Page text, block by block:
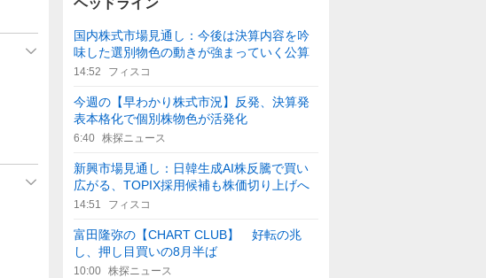
国内株式市場見通し：今後は決算内容を吟
味した選別物色の動きが強まっていく公算
14:52 フィスコ
今週の【早わかり株式市況】反発、決算発
表本格化で個別株物色が活発化
6:40 株探ニュース
新興市場見通し：日韓生成AI株反騰で買い
広がる、TOPIX採用候補も株価切り上げへ
14:51 フィスコ
富田隆弥の【CHART CLUB】 好転の兆
し、押し目買いの8月半ば
10:00 株探ニュース